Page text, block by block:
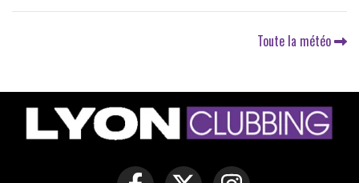
Toute la météo